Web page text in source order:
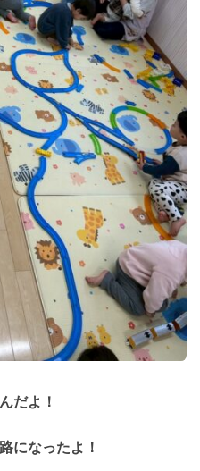
だよ！
になったよ！